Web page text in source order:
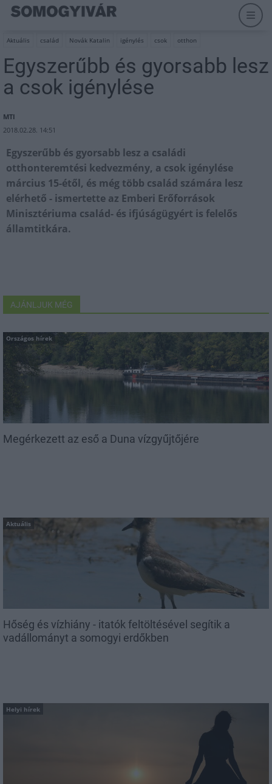
Aktuális család Novák Katalin igénylés csok otthon
Egyszerűbb és gyorsabb lesz
a csok igénylése
MTI
2018.02.28. 14:51
Egyszerűbb és gyorsabb lesz a családi
otthonteremtési kedvezmény, a csok igénylése
március 15-étől, és még több család számára lesz
elérhető - ismertette az Emberi Erőforrások
Minisztériuma család- és ifjúságügyért is felelős
államtitkára.
AJÁNLJUK MÉG
Országos hírek
Megérkezett az eső a Duna vízgyűjtőjére
Aktuális
Hőség és vízhiány - itatók feltöltésével segítik a
vadállományt a somogyi erdőkben
Helyi hírek